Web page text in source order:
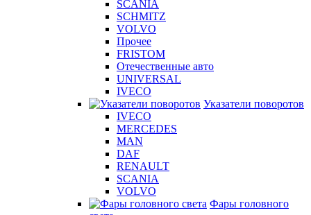
SCANIA
SCHMITZ
VOLVO
Прочее
FRISTOM
Отечественные авто
UNIVERSAL
IVECO
Указатели поворотов
IVECO
MERCEDES
MAN
DAF
RENAULT
SCANIA
VOLVO
Фары головного